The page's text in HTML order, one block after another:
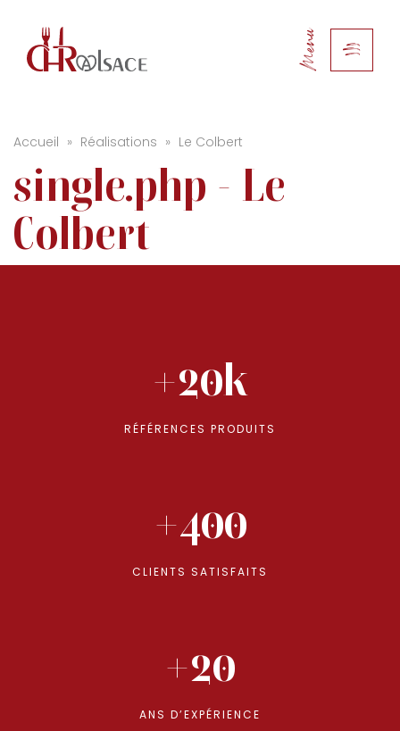
Menu
Accueil » Réalisations » Le Colbert
single.php - Le
Colbert
+20k
RÉFÉRENCES PRODUITS
+400
CLIENTS SATISFAITS
+20
ANS D’EXPÉRIENCE